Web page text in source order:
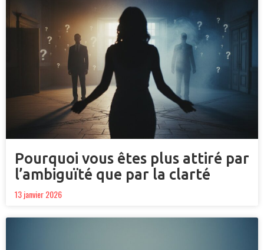
Pourquoi vous êtes plus attiré par
l’ambiguïté que par la clarté
13 janvier 2026